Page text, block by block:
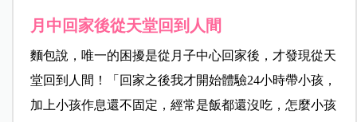
月中回家後從天堂回到人間
麵包說，唯一的困擾是從月子中心回家後，才發現從天
堂回到人間！「回家之後我才開始體驗24小時帶小孩，
加上小孩作息還不固定，經常是飯都還沒吃，怎麼小孩